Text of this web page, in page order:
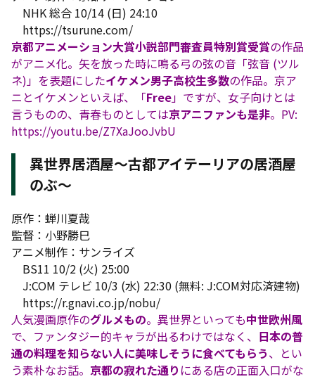
NHK 総合 10/14 (日) 24:10
https://tsurune.com/
京都アニメーション大賞小説部門審査員特別賞受賞の作品
がアニメ化。矢を放った時に鳴る弓の弦の音「弦音 (ツル
ネ)」を表題にしたイケメン男子高校生多数の作品。京ア
ニとイケメンといえば、「Free」ですが、女子向けとは
言うものの、青春ものとしては京アニファンも是非。PV:
https://youtu.be/Z7XaJooJvbU
異世界居酒屋～古都アイテーリアの居酒屋
のぶ～
原作：蝉川夏哉
監督：小野勝巳
アニメ制作：サンライズ
BS11 10/2 (火) 25:00
J:COM テレビ 10/3 (水) 22:30 (無料: J:COM対応済建物)
https://r.gnavi.co.jp/nobu/
人気漫画原作のグルメもの。異世界といっても中世欧州風
で、ファンタジー的キャラが出るわけではなく、 日本の普
通の料理を知らない人に美味しそうに食べてもらう、とい
う素朴なお話。 京都の寂れた通り にある店の正面入口がな